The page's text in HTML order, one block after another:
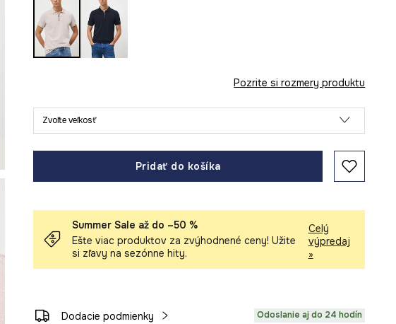
Pozrite si rozmery produktu
Zvoľte veľkosť
Pridať do košíka
Summer Sale až do –50 %
Ešte viac produktov za zvýhodnené ceny! Užite
si zľavy na sezónne hity.
Celý
výpredaj
»
Dodacie podmienky Odoslanie aj do 24 hodín